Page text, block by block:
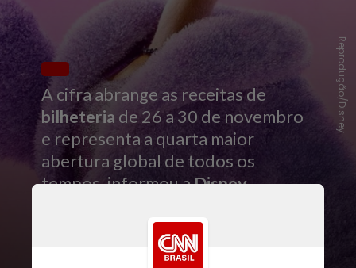
A cifra abrange as receitas de
bilheteria de 26 a 30 de novembro
e representa a quarta maior
abertura global de todos os
tempos, informou aDisney
Reprodução/Disney